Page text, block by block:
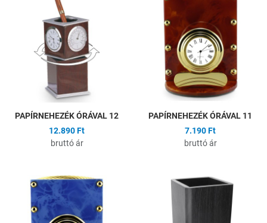
Összehasonlítás
Gyors nézet
PAPÍRNEHEZÉK ÓRÁVAL 12
12.890 Ft
bruttó ár
PAPÍRNEHEZÉK ÓRÁVAL 11
7.190 Ft
bruttó ár
Hozzáadás a kívánságlistához
Összehasonlítás